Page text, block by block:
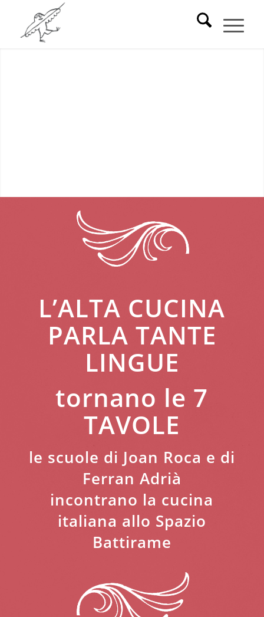
L’ALTA CUCINA
PARLA TANTE
LINGUE
tornano le 7
TAVOLE
le scuole di Joan Roca e di
Ferran Adrià
incontrano la cucina
italiana allo Spazio
Battirame